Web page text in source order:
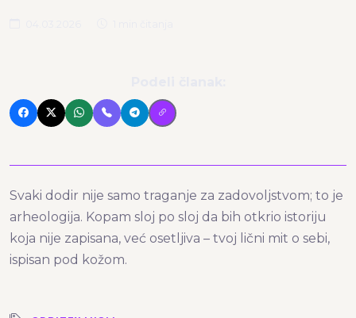
Svaki dodir nije samo traganje za zadovoljstvom; to je
arheologija. Kopam sloj po sloj da bih otkrio istoriju
koja nije zapisana, već osetljiva – tvoj lični mit o sebi,
ispisan pod kožom.